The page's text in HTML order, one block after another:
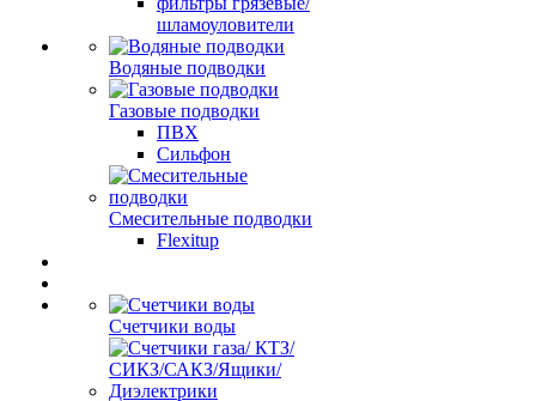
шламоуловители
Водяные подводки
Газовые подводки
ПВХ
Сильфон
Смесительные подводки
Flexitup
Счетчики воды